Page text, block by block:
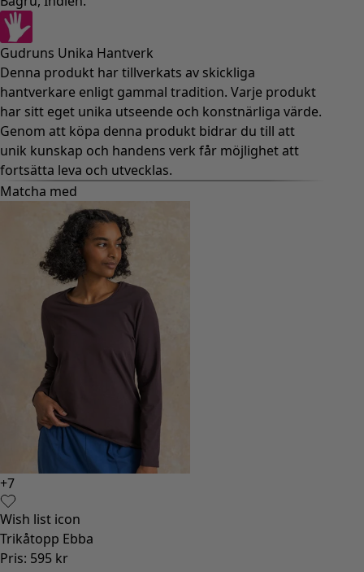
Gudruns Unika Hantverk
Denna produkt har tillverkats av skickliga
hantverkare enligt gammal tradition. Varje produkt
har sitt eget unika utseende och konstnärliga värde.
Genom att köpa denna produkt bidrar du till att
unik kunskap och handens verk får möjlighet att
fortsätta leva och utvecklas.
Matcha med
+7
Wish list icon
Trikåtopp Ebba
Pris: 595 kr